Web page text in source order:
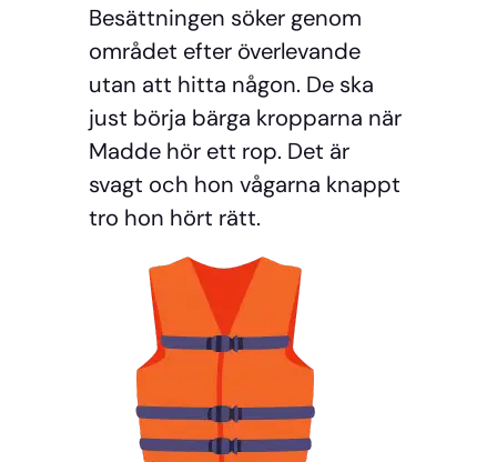
Besättningen söker genom
området efter överlevande
utan att hitta någon. De ska
just börja bärga kropparna när
Madde hör ett rop. Det är
svagt och hon vågarna knappt
tro hon hört rätt.